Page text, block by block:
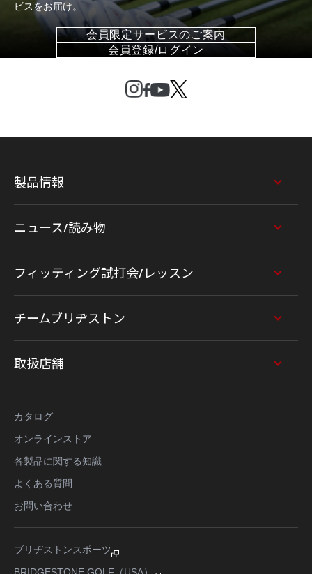
ビスをお届け。
会員限定サービスのご案内
会員登録/ログイン
製品情報
ニュース/読み物
フィッティング試打会/レッスン
チームブリヂストン
取扱店舗
カタログ
オンラインストア
各製品に関する知識
よくある質問
お問い合わせ
ブリヂストンスポーツ
BRIDGESTONE GOLF（USA）